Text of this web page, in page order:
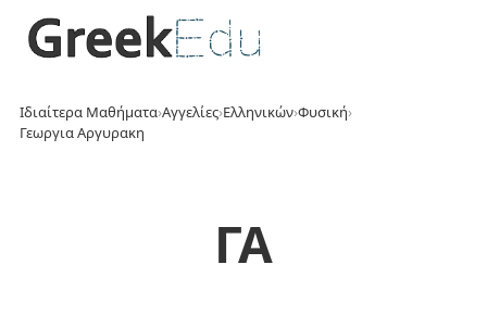
Ιδιαίτερα Μαθήματα›Αγγελίες›Ελληνικών›Φυσική›
Γεωργια Αργυρακη
ΓΑ